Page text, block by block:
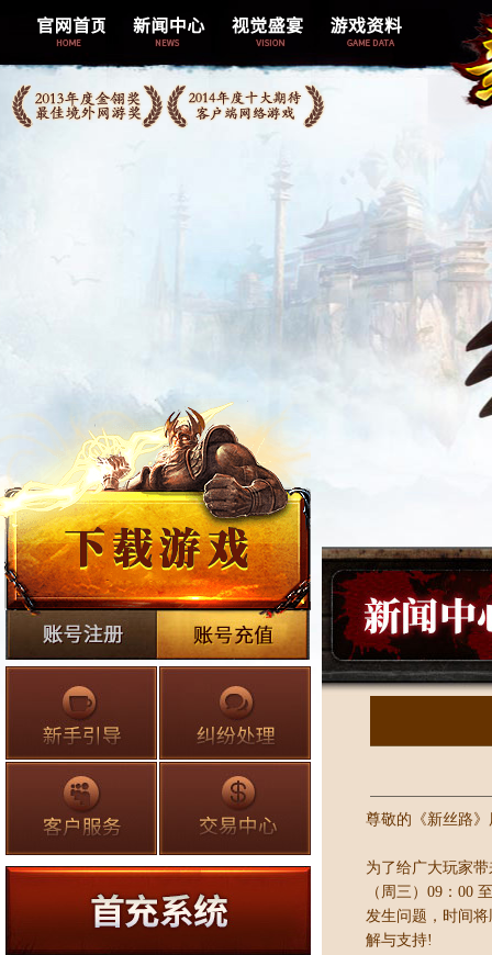
官网新闻
精美壁纸
玩家照片
游戏视频
尊敬的《新丝路
为了给广大玩家
（周三）09：00
发生问题，时间
解与支持!